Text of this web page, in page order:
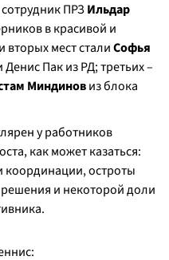
ПРЗИльдар
в красивой и
мест сталиСофья
Денис Пак из РД; третьих –
Миндиновиз блока
у работников
как может казаться:
координации, остроты
и некоторой доли